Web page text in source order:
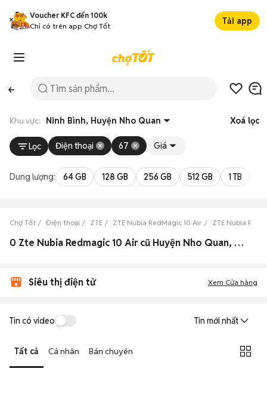
Voucher KFC đến 100k
Chỉ có trên app Chợ Tốt
Tải app
Khu vực: Ninh Bình, Huyện Nho Quan Xoá lọc
Lọc Điện thoại 67 Giá
Dung lượng: 64 GB 128 GB 256 GB 512 GB 1 TB
Chợ Tốt Điện thoại ZTE ZTE Nubia RedMagic 10 Air ZTE Nubia
0 Zte Nubia Redmagic 10 Air cũ Huyện Nho Quan, Ninh Bình đẹp
Siêu thị điện tử Xem Cửa hàng
Tin có video Tin mới nhất
Tất cả Cá nhân Bán chuyên